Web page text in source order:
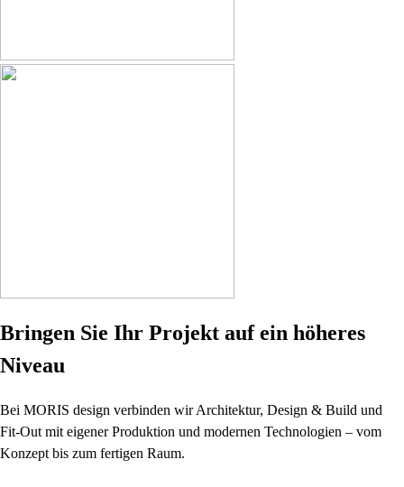
Bringen Sie Ihr Projekt auf ein höheres
Niveau
Bei MORIS design verbinden wir Architektur, Design & Build und
Fit-Out mit eigener Produktion und modernen Technologien – vom
Konzept bis zum fertigen Raum.